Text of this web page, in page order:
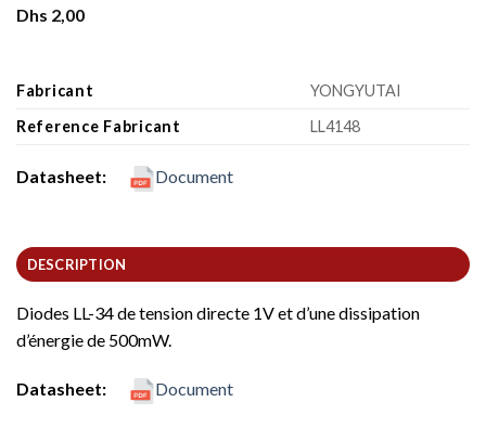
Dhs 2,00
Fabricant
YONGYUTAI
Reference Fabricant
LL4148
Datasheet: Document
DESCRIPTION
Diodes LL-34 de tension directe 1V et d’une dissipation
d’énergie de 500mW.
Datasheet: Document